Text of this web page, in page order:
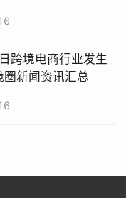
跨境电商行业发生
圈新闻资讯汇总